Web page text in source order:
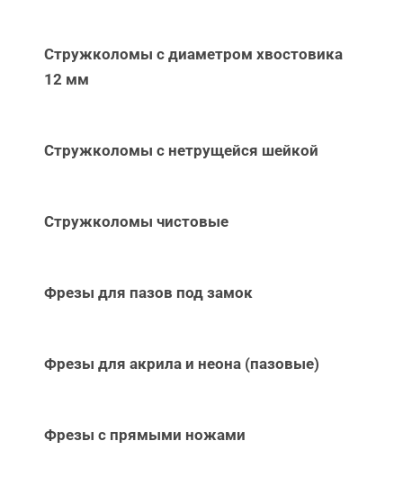
Стружколомы с диаметром хвостовика
12 мм
Стружколомы с нетрущейся шейкой
Стружколомы чистовые
Фрезы для пазов под замок
Фрезы для акрила и неона (пазовые)
Фрезы с прямыми ножами